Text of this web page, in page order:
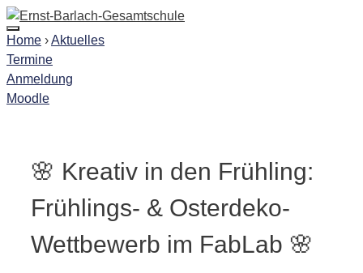
Zum
Inhalt
springen
Menü
Home ›Aktuelles
Termine
Anmeldung
Moodle
🌸 Kreativ in den Frühling:
Frühlings- & Osterdeko-
Wettbewerb im FabLab 🌸